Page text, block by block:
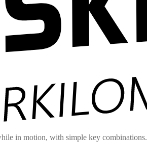
in motion, with simple key combinations.